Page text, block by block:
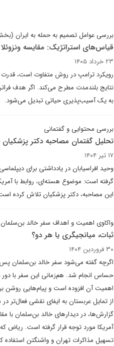
بررسی عوامل تصمیم به حمله به ایران
قیاس‌های استراتژیک: مقایسه
۲۳ خرداد ۱۴۰۵
رویکرد ترامپ در روش متفاوت است،
نتایج بلندمدت مطرح می‌کند. اگر هدف
به یک آسیب‌پذیری حیاتی تبدیل می‌شود.
بررسی محتوایی و گفتمانی
تحلیل گفتمان مصاحبه دکتر پزشکیان
۱۷ تیر ۱۴۰۴
وحید افراسیابان در یادداشتی برای
گرفته است: موضوع هسته‌ای، روابط با
این مصاحبه، دکتر پزشکیان تلاش کرده
واکاوی اهمیت و اهداف سفر خالد بن‌سلمان
ثبات، میانجیگری یا هر دو؟
۳۰ فروردین ۱۴۰۴
اگر‌چه گفته می‌شود ‌سفر خالد بن‌سلمان پس
حساس انجام شد. هم‌زمانی این سفر با دور
اهمیت آن افزوده است و پیام‌هایی روشن
از تمایل عربستان به ایفای نقشی فعال‌تر
گزارش‌ها، در دیدارهای خالد بن‌سلمان با
آمریکا مورد توجه قرار گرفته است. ریاض‌
تسهیل مذاکرات تهران و واشنگتن